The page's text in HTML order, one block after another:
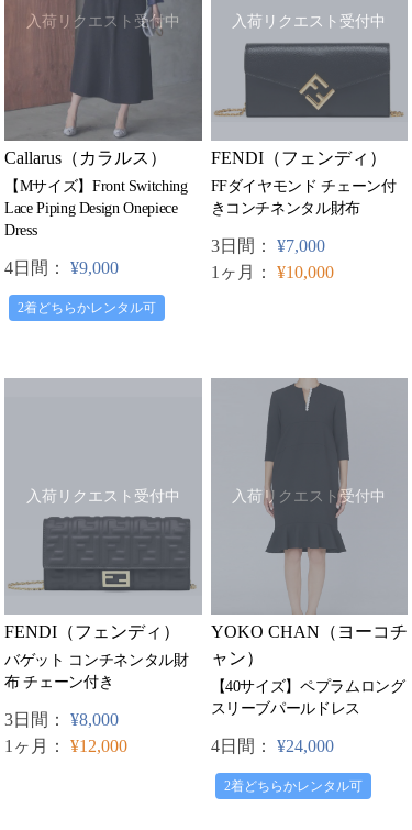
入荷リクエスト受付中
Callarus（カラルス）
【Mサイズ】Front Switching
Lace Piping Design Onepiece
Dress
4日間： ¥9,000
2着どちらかレンタル可
入荷リクエスト受付中
FENDI（フェンディ）
FFダイヤモンド チェーン付
きコンチネンタル財布
3日間： ¥7,000
1ヶ月： ¥10,000
入荷リクエスト受付中
FENDI（フェンディ）
バゲット コンチネンタル財
布 チェーン付き
3日間： ¥8,000
1ヶ月： ¥12,000
入荷リクエスト受付中
YOKO CHAN（ヨーコチ
ャン）
【40サイズ】ペプラムロング
スリーブパールドレス
4日間： ¥24,000
2着どちらかレンタル可